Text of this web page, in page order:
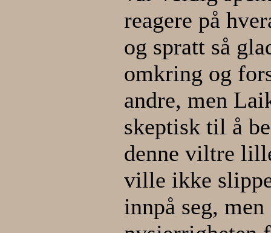
reagere på
og spratt så
omkring og
andre, men
skeptisk til å
denne viltre
ville ikke
innpå seg,